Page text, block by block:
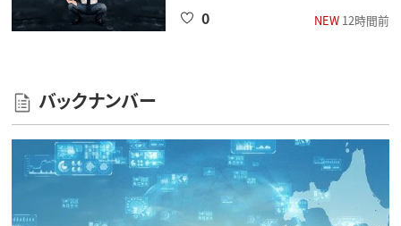
NEW12時間前
0
バックナンバー